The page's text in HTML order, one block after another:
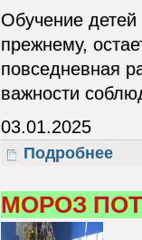
Обучение
прежнему,
повседневная
важности
03.01.2025
Подробнее
МОРОЗ